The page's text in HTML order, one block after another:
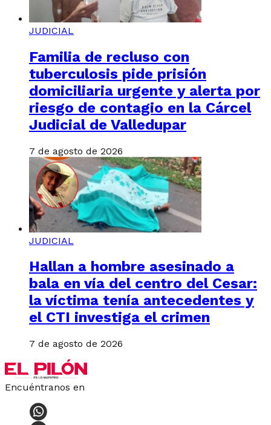
JUDICIAL
Familia de recluso con
tuberculosis pide prisión
domiciliaria urgente y alerta por
riesgo de contagio en la Cárcel
Judicial de Valledupar
7 de agosto de 2026
JUDICIAL
Hallan a hombre asesinado a
bala en vía del centro del Cesar:
la víctima tenía antecedentes y
el CTI investiga el crimen
7 de agosto de 2026
Encuéntranos en